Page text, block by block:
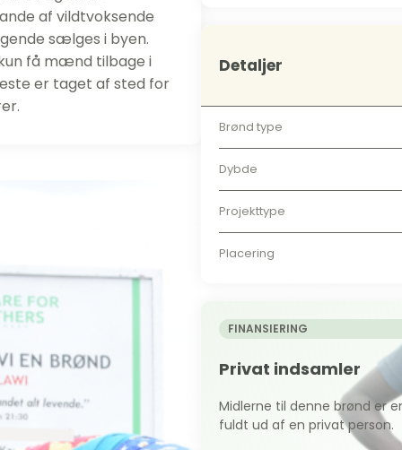
af vildtvoksende
sælges i byen.
få mænd tilbage i
er taget af sted for
Detaljer
Brønd type
Dybde
Projekttype
Placering
FINANSIERING
Privat indsamler
Midlerne til denne brønd er
fuldt ud af en privat person.